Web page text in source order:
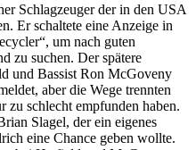
Schlagzeuger der in den USA
Er schaltete eine Anzeige in
um nach guten
zu suchen. Der spätere
und Bassist Ron McGoveny
aber die Wege trennten
zu schlecht empfunden haben.
Slagel, der ein eigenes
eine Chance geben wollte.